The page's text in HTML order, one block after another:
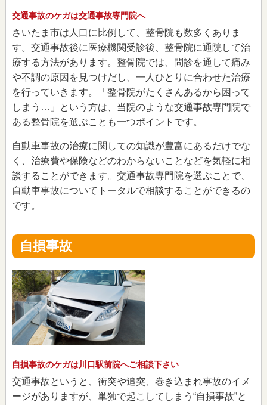
交通事故のケガは交通事故専門院へ
さいたま市は人口に比例して、整骨院も数多くありま
す。交通事故後に医療機関受診後、整骨院に通院して治
療する方法があります。整骨院では、問診を通して痛み
や不調の原因を見つけだし、一人ひとりに合わせた治療
を行っていきます。「整骨院がたくさんあるから困って
しまう…」という方は、当院のような交通事故専門院で
ある整骨院を選ぶことも一つポイントです。
自動車事故の治療に関しての知識が豊富にあるだけでな
く、治療費や保険などのわからないことなどを気軽に相
談することができます。交通事故専門院を選ぶことで、
自動車事故についてトータルで相談することができるの
です。
自損事故
自損事故のケガは川口駅前院へご相談下さい
交通事故というと、衝突や追突、巻き込まれ事故のイメ
ージがありますが、単独で起こしてしまう“自損事故”と